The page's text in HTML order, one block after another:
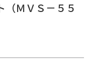
（ＭＶＳ－５５